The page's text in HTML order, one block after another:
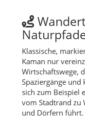
Klassische,
Kaman nur
Wirtschaftswege,
Spaziergänge und
sich zum Beispiel
vom Stadtrand zu
und Dörfern führt.